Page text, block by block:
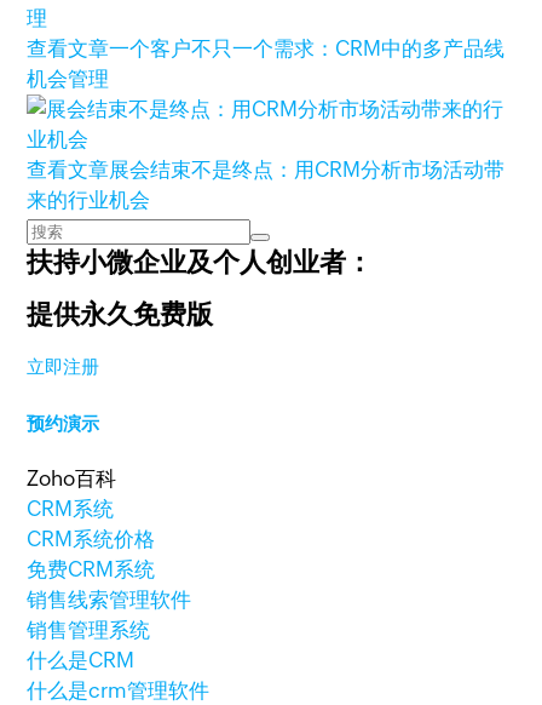
查看文章一个客户不只一个需求：CRM中的多产品线
机会管理
查看文章展会结束不是终点：用CRM分析市场活动带
来的行业机会
扶持小微企业及个人创业者：
提供永久免费版
立即注册
预约演示
Zoho百科
CRM系统
CRM系统价格
免费CRM系统
销售线索管理软件
销售管理系统
什么是CRM
什么是crm管理软件